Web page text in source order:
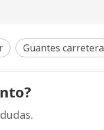
Guantes carretera